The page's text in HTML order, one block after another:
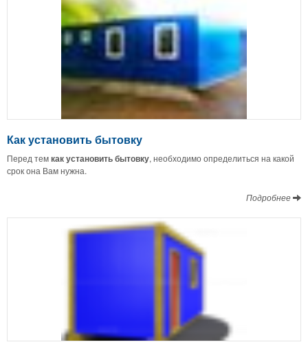
Как установить бытовку
Перед темкак установить бытовку, необходимо определиться на какой
срок она Вам нужна.
Подробнее